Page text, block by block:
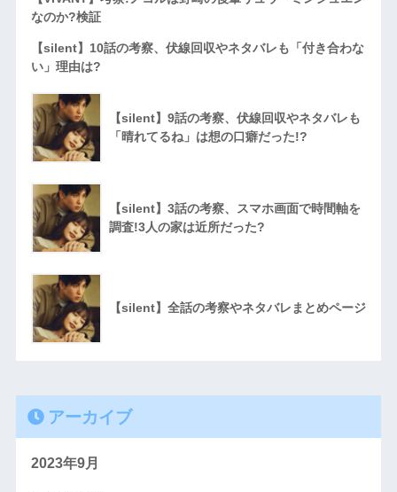
なのか?検証
【silent】10話の考察、伏線回収やネタバレも「付き合わな
い」理由は?
【silent】9話の考察、伏線回収やネタバレも
「晴れてるね」は想の口癖だった!?
【silent】3話の考察、スマホ画面で時間軸を
調査!3人の家は近所だった?
【silent】全話の考察やネタバレまとめページ
アーカイブ
2023年9月